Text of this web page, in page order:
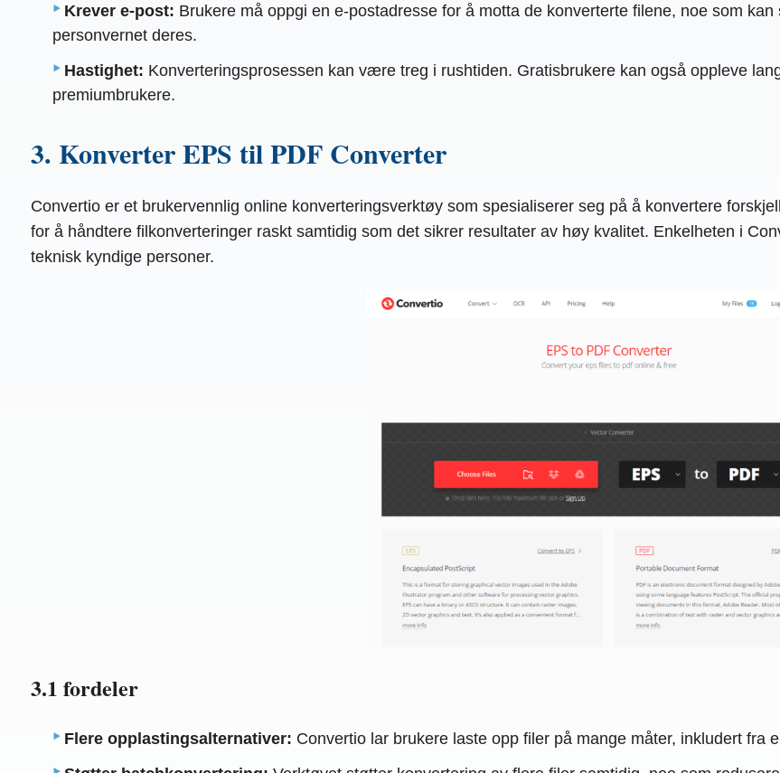
Krever e-post: Brukere må oppgi en e-postadresse for å motta de konverterte filene, noe som
personvernet deres.
Hastighet: Konverteringsprosessen kan være treg i rushtiden. Gratisbrukere kan også oppleve
premiumbrukere.
3. Konverter EPS til PDF Converter
Convertio er et brukervennlig online konverteringsverktøy som spesialiserer seg på å konvertere
for å håndtere filkonverteringer raskt samtidig som det sikrer resultater av høy kvalitet. Enkelheten i
teknisk kyndige personer.
3.1 fordeler
Flere opplastingsalternativer: Convertio lar brukere laste opp filer på mange måter, inkludert fra